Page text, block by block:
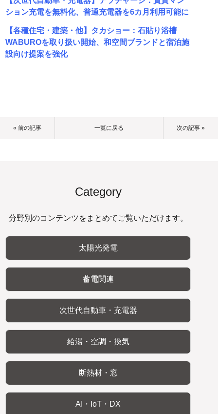
ション充電を無料化、普通充電器を6カ月利用可能に
【各種住宅・建築・他】タカショー：石貼り浴槽
WABUROを取り扱い開始、和空間ブランドと宿泊施
設向け提案を強化
« 前の記事 一覧に戻る 次の記事 »
Category
分野別のコンテンツをまとめてご覧いただけます。
太陽光発電
蓄電関連
次世代自動車・充電器
給湯・空調・換気
断熱材・窓
AI・IoT・DX